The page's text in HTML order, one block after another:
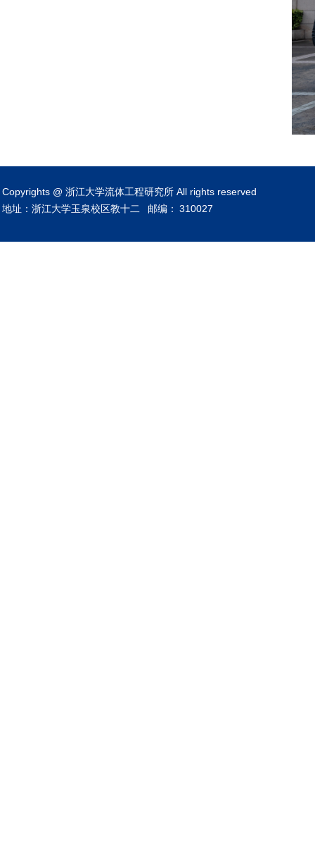
Copyrights @ 浙江大学流体工程研究所 All rights reserved
地址：浙江大学玉泉校区教十二
邮编： 310027